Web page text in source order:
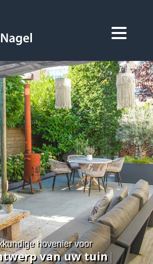
Home
Over ons
Diensten
Projecten
Contact
Vacatures
hovenier voor
twerp van uw tuin|